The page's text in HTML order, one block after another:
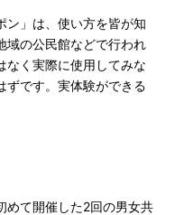
ン」は、使い方を皆が知
域の公民館などで行われ
なく実際に使用してみな
ずです。実体験ができる
て開催した2回の男女共